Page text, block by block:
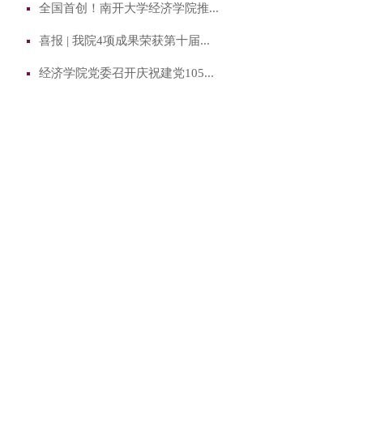
全国首创！南开大学经济学院推...
喜报 | 我院4项成果荣获第十届...
经济学院党委召开庆祝建党105...